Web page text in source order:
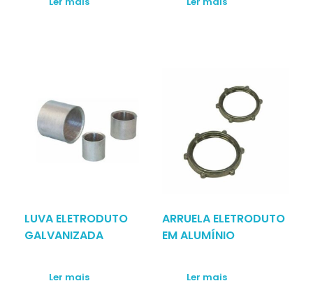
LUVA ELETRODUTO
GALVANIZADA
Ler mais
ARRUELA ELETRODUTO
EM ALUMÍNIO
Ler mais